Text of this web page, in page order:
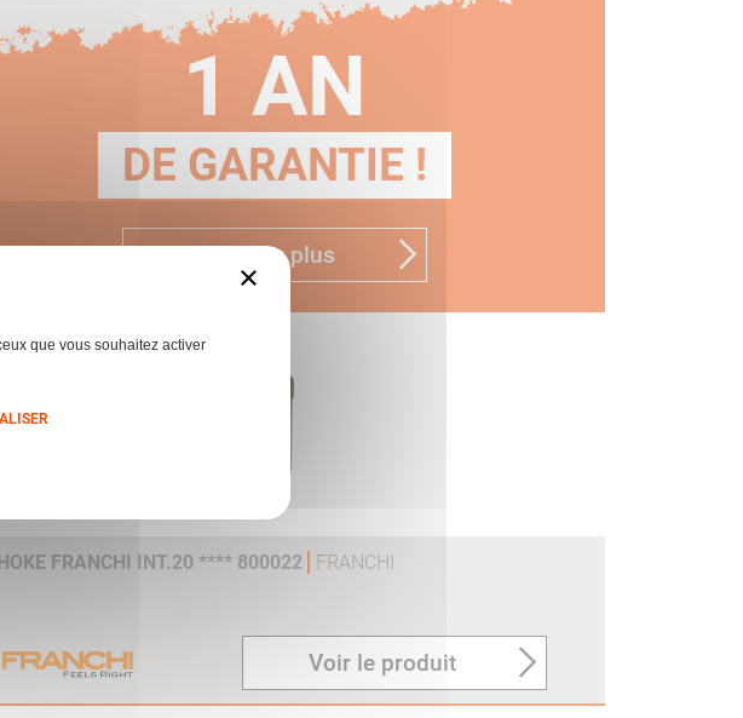
1 AN
DE GARANTIE !
En savoir plus
FRANCHI INT.20 **** 800022 FRANCHI
Voir le produit
×
que vous souhaitez activer